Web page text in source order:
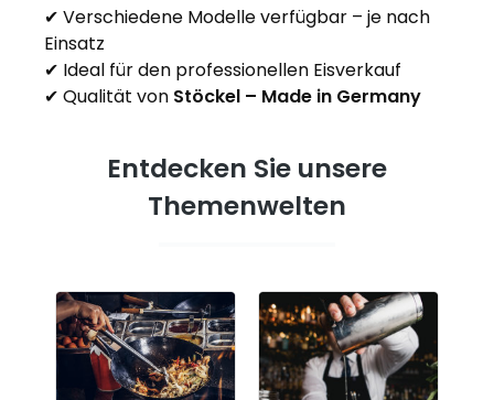
✔ Verschiedene Modelle verfügbar – je nach
Einsatz
✔ Ideal für den professionellen Eisverkauf
✔ Qualität von Stöckel – Made in Germany
Entdecken Sie unsere
Themenwelten